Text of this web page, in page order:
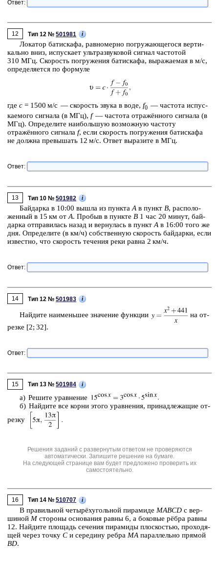
Ответ:
12 Тип 12 № 501981 i
Ло­ка­тор ба­ти­ска­фа, рав­но­мер­но по­гру­жа­ю­ще­го­ся вер­ти­
каль­но вниз, ис­пус­ка­ет уль­тра­зву­ко­вой сиг­нал ча­сто­той
310 МГц. Ско­рость по­гру­же­ния ба­ти­ска­фа, вы­ра­жа­е­мая в м/с,
опре­де­ля­ет­ся по фор­му­ле
где с = 1500 м/с — ско­рость звука в воде, f0 — ча­сто­та ис­пус­
ка­е­мо­го сиг­на­ла (в МГц), f— ча­сто­та отражённого сиг­на­ла (в
МГц). Опре­де­ли­те наи­боль­шую воз­мож­ную ча­сто­ту
отражённого сиг­на­ла f, если ско­рость по­гру­же­ния ба­ти­ска­фа
не долж­на пре­вы­шать 12 м/с. Ответ вы­ра­зи­те в МГц.
Ответ:
13 Тип 10 № 501982 i
Бай­дар­ка в 10:00 вышла из пунк­та А в пункт В, рас­по­ло­
жен­ный в 15 км от А. Про­быв в пунк­те В 1 час 20 минут, бай­
дар­ка от­пра­ви­лась назад и вер­ну­лась в пункт А в 16:00 того же
дня. Опре­де­ли­те (в км/ч) соб­ствен­ную ско­рость бай­дар­ки, если
из­вест­но, что ско­рость те­че­ния реки равна 2 км/ч.
Ответ:
14 Тип 12 № 501983 i
Най­ди­те наи­мень­шее зна­че­ние функ­ции
на от­
рез­ке [2; 32].
Ответ:
15 Тип 13 № 501984 i
а) Ре­ши­те урав­не­ние
б) Най­ди­те все корни этого урав­не­ния, при­над­ле­жа­щие от­
рез­ку
Решения заданий с развернутым ответом не проверяются
автоматически. Запишите решение на бумаге.
На следующей странице вам будет предложено проверить их
самостоятельно.
16 Тип 14 № 510707 i
В пра­виль­ной четырёхуголь­ной пи­ра­ми­де MABCD с вер­
ши­ной M сто­ро­ны ос­но­ва­ния равны 6, а бо­ко­вые рёбра равны
12. Най­ди­те пло­щадь се­че­ния пи­ра­ми­ды плос­ко­стью, про­хо­дя­
щей через точку C и се­ре­ди­ну ребра MA па­рал­лель­но пря­мой
BD.